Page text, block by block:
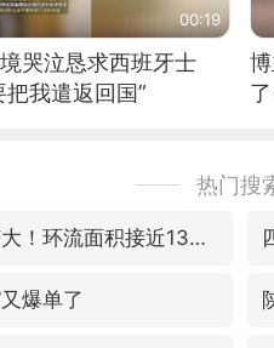
00:19
哭泣恳求西班牙士
我遣返回国”
热门搜
台风“白海豚”体型变大！环流面积接近13个浙江那么大
爆单了